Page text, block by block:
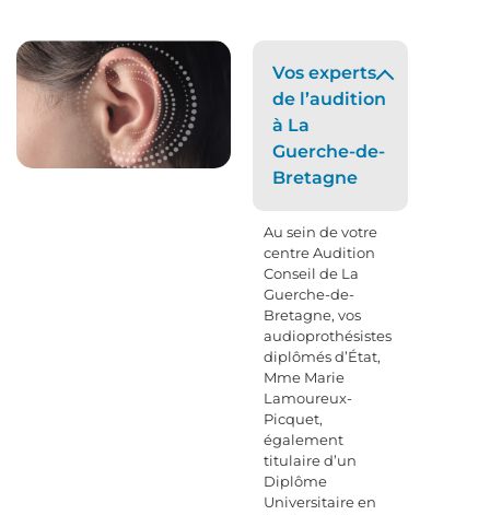
Vos experts
de l’audition
à La
Guerche-de-
Bretagne
Au sein de votre
centre Audition
Conseil de La
Guerche-de-
Bretagne, vos
audioprothésistes
diplômés d’État,
Mme Marie
Lamoureux-
Picquet,
également
titulaire d’un
Diplôme
Universitaire en